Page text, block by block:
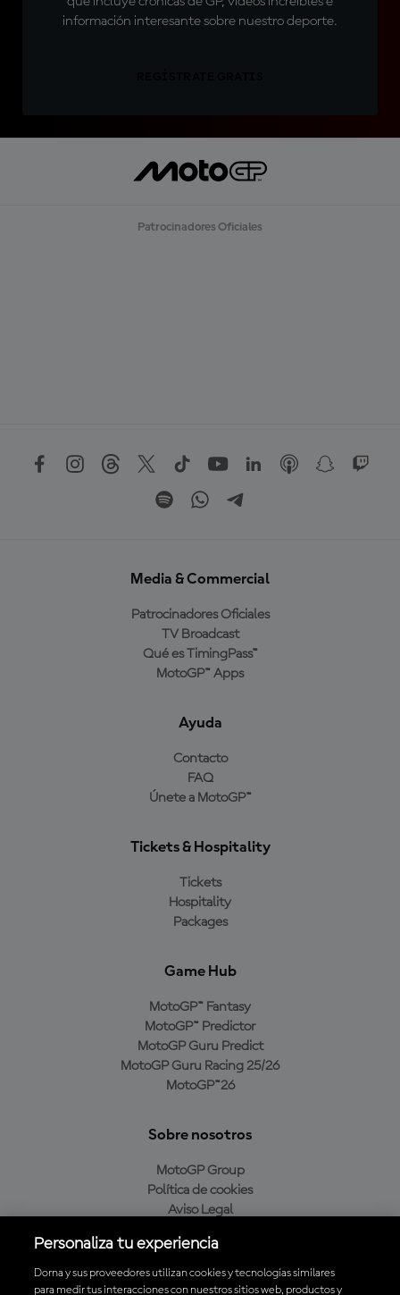
información interesante sobre nuestro deporte.
Patrocinadores Oficiales
Media & Commercial
Patrocinadores Oficiales
TV Broadcast
Qué es TimingPass™
MotoGP™ Apps
Ayuda
Contacto
FAQ
Únete a MotoGP™
Tickets & Hospitality
Tickets
Hospitality
Packages
Game Hub
MotoGP™ Fantasy
MotoGP™ Predictor
MotoGP Guru Predict
MotoGP Guru Racing 25/26
MotoGP™26
Sobre nosotros
MotoGP Group
Política de cookies
Aviso Legal
Política de compra
Personaliza tu experiencia
Dorna y sus proveedores utilizan cookies y tecnologías similares
para medir tus interacciones con nuestros sitios web, productos y